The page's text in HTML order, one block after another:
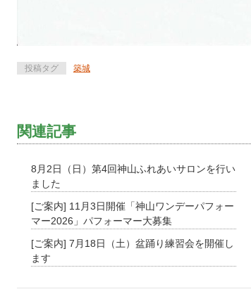
投稿タグ 築城
関連記事
8月2日（日）第4回神山ふれあいサロンを行い
ました
[ご案内] 11月3日開催「神山ワンデーパフォー
マー2026」パフォーマー大募集
[ご案内] 7月18日（土）盆踊り練習会を開催し
ます